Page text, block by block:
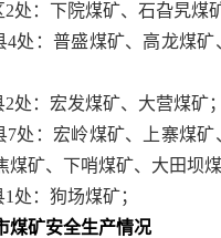
：下院煤矿、石旮旯煤矿
：普盛煤矿、高龙煤矿
：宏发煤矿、大营煤矿；
：宏岭煤矿、上寨煤矿
煤矿、下哨煤矿、大田坝煤
：狗场煤矿；
矿安全生产情况